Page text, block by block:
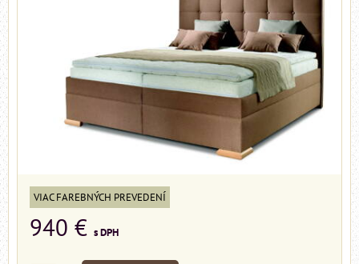
VIAC FAREBNÝCH PREVEDENÍ
940 € s DPH